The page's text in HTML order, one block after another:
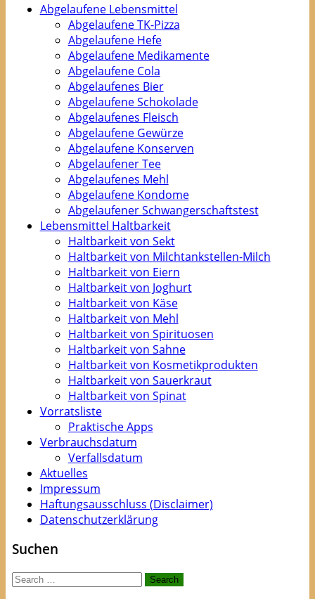
Abgelaufene Lebensmittel
Abgelaufene TK-Pizza
Abgelaufene Hefe
Abgelaufene Medikamente
Abgelaufene Cola
Abgelaufenes Bier
Abgelaufene Schokolade
Abgelaufenes Fleisch
Abgelaufene Gewürze
Abgelaufene Konserven
Abgelaufener Tee
Abgelaufenes Mehl
Abgelaufene Kondome
Abgelaufener Schwangerschaftstest
Lebensmittel Haltbarkeit
Haltbarkeit von Sekt
Haltbarkeit von Milchtankstellen-Milch
Haltbarkeit von Eiern
Haltbarkeit von Joghurt
Haltbarkeit von Käse
Haltbarkeit von Mehl
Haltbarkeit von Spirituosen
Haltbarkeit von Sahne
Haltbarkeit von Kosmetikprodukten
Haltbarkeit von Sauerkraut
Haltbarkeit von Spinat
Vorratsliste
Praktische Apps
Verbrauchsdatum
Verfallsdatum
Aktuelles
Impressum
Haftungsausschluss (Disclaimer)
Datenschutzerklärung
Suchen
Search